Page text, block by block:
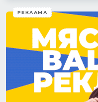
РЕКЛАМА